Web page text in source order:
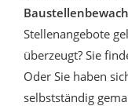
Stellenangebote
überzeugt? Sie
Oder Sie haben
selbstständig